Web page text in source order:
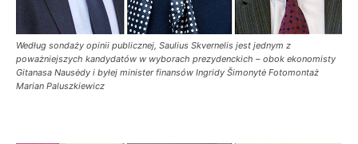
Według sondaży opinii publicznej, Saulius Skvernelis jest jednym z
poważniejszych kandydatów w wyborach prezydenckich – obok ekonomisty
Gitanasa Nausėdy i byłej minister finansów Ingridy Šimonytė Fotomontaż
Marian Paluszkiewicz